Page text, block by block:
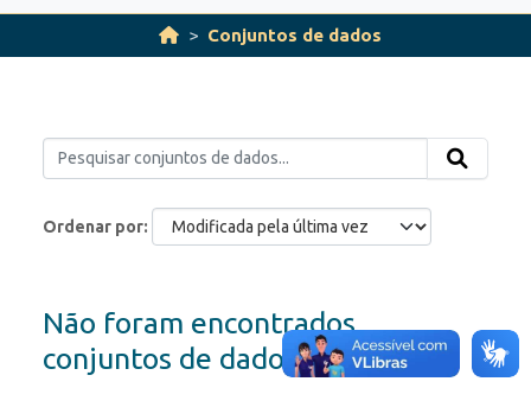
Conjuntos de dados
Ordenar por
Não foram encontrados
conjuntos de dados